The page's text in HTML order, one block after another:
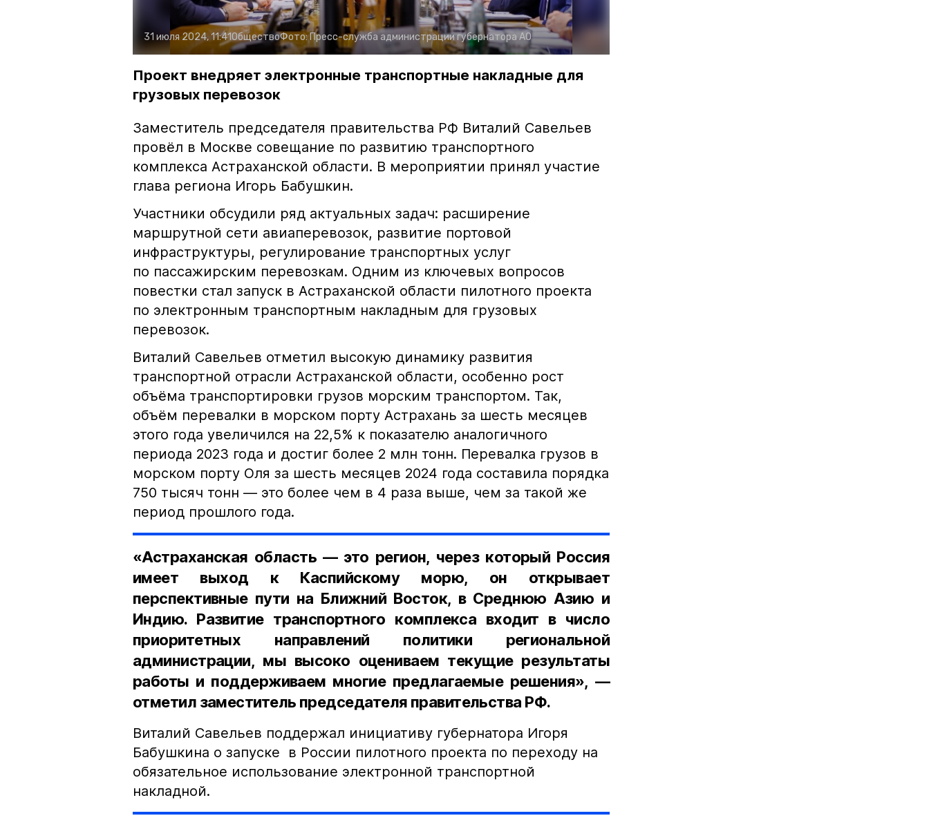
31 июля 2024, 11:41ОбществоФото:Пресс-служба администрации губернатора АО
Проект внедряет электронные транспортные накладные для
грузовых перевозок
Заместитель председателя правительства РФ Виталий Савельев
провёл в Москве совещание по развитию транспортного
комплекса Астраханской области. В мероприятии принял участие
глава региона Игорь Бабушкин.
Участники обсудили ряд актуальных задач: расширение
маршрутной сети авиаперевозок, развитие портовой
инфраструктуры, регулирование транспортных услуг
по пассажирским перевозкам. Одним из ключевых вопросов
повестки стал запуск в Астраханской области пилотного проекта
по электронным транспортным накладным для грузовых
перевозок.
Виталий Савельев отметил высокую динамику развития
транспортной отрасли Астраханской области, особенно рост
объёма транспортировки грузов морским транспортом. Так,
объём перевалки в морском порту Астрахань за шесть месяцев
этого года увеличился на 22,5% к показателю аналогичного
периода 2023 года и достиг более 2 млн тонн. Перевалка грузов в
морском порту Оля за шесть месяцев 2024 года составила порядка
750 тысяч тонн — это более чем в 4 раза выше, чем за такой же
период прошлого года.
«Астраханская область — это регион, через который Россия
имеет выход к Каспийскому морю, он открывает
перспективные пути на Ближний Восток, в Среднюю Азию и
Индию. Развитие транспортного комплекса входит в число
приоритетных направлений политики региональной
администрации, мы высоко оцениваем текущие результаты
работы и поддерживаем многие предлагаемые решения», —
отметил заместитель председателя правительства РФ.
Виталий Савельев поддержал инициативу губернатора Игоря
Бабушкина о запуске в России пилотного проекта по переходу на
обязательное использование электронной транспортной
накладной.